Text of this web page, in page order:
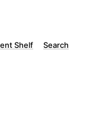
Shelf
Search